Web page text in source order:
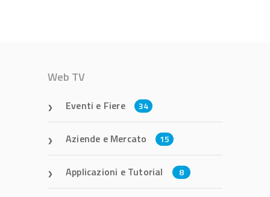
Web TV
Eventi e Fiere 34
Aziende e Mercato 15
Applicazioni e Tutorial 8